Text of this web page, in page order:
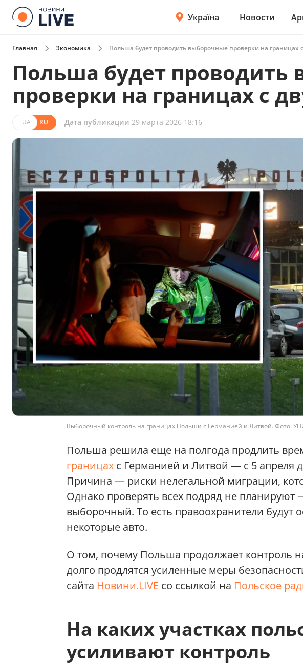
Україна Новости
Главная Экономика Польша будет проводить выборочные проверки на границах
Польша будет проводить
проверки на границах с
UA RU Дата публикации 29 марта 2026 18:16
Выборочный контроль на границах Польши с Германией и Литвой. Фото:
Польша решила еще на полгода продлить
границах с Германией и Литвой — с 5 апреля
Причина — риски нелегальной миграции,
Однако проверять всех подряд не планируют
выборочный. То есть правоохранители будут
некоторые авто.
О том, почему Польша продолжает контроль
долго продлятся усиленные меры
сайта Новини.LIVE со ссылкой на Польское
На каких участках
усиливают контроль